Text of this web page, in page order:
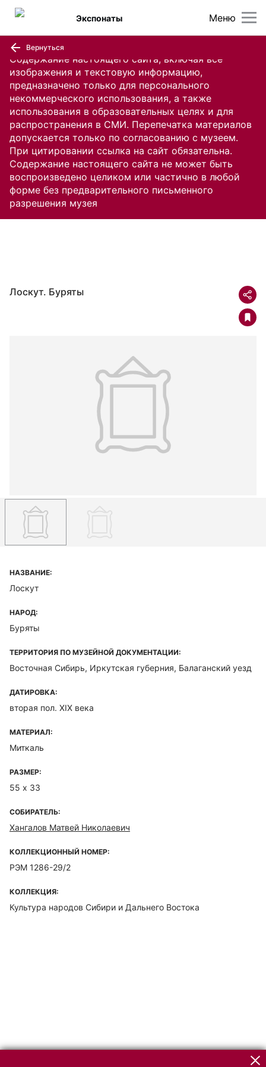
Содержание настоящего сайта, включая все
изображения и текстовую информацию,
предназначено только для персонального
некоммерческого использования, а также
использования в образовательных целях и для
распространения в СМИ. Перепечатка материалов
допускается только по согласованию с музеем.
При цитировании ссылка на сайт обязательна.
Содержание настоящего сайта не может быть
воспроизведено целиком или частично в любой
форме без предварительного письменного
разрешения музея
Меню
Экспонаты
Вернуться
Лоскут. Буряты
НАЗВАНИЕ:
Лоскут
НАРОД:
Буряты
ТЕРРИТОРИЯ ПО МУЗЕЙНОЙ ДОКУМЕНТАЦИИ:
Восточная Сибирь, Иркутская губерния, Балаганский уезд
ДАТИРОВКА:
вторая пол. XIX века
МАТЕРИАЛ:
Миткаль
РАЗМЕР:
55 х 33
СОБИРАТЕЛЬ:
Хангалов Матвей Николаевич
КОЛЛЕКЦИОННЫЙ НОМЕР:
РЭМ 1286-29/2
КОЛЛЕКЦИЯ:
Культура народов Сибири и Дальнего Востока